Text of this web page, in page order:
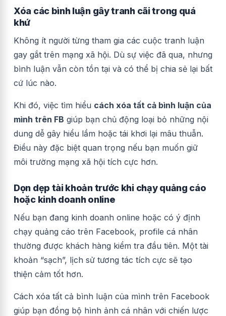
Xóa các bình luận gây tranh cãi trong quá
khứ
Không ít người từng tham gia các cuộc tranh luận
gay gắt trên mạng xã hội. Dù sự việc đã qua, nhưng
bình luận vẫn còn tồn tại và có thể bị chia sẻ lại bất
cứ lúc nào.
Khi đó, việc tìm hiểu cách xóa tất cả bình luận của
mình trên FB giúp bạn chủ động loại bỏ những nội
dung dễ gây hiểu lầm hoặc tái khơi lại mâu thuẫn.
Điều này đặc biệt quan trọng nếu bạn muốn giữ
môi trường mạng xã hội tích cực hơn.
Dọn dẹp tài khoản trước khi chạy quảng cáo
hoặc kinh doanh online
Nếu bạn đang kinh doanh online hoặc có ý định
chạy quảng cáo trên Facebook, profile cá nhân
thường được khách hàng kiểm tra đầu tiên. Một tài
khoản “sạch”, lịch sử tương tác tích cực sẽ tạo
thiện cảm tốt hơn.
Cách xóa tất cả bình luận của mình trên Facebook
giúp bạn đồng bộ hình ảnh cá nhân với chiến lược